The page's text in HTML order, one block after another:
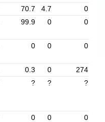
70.7 4.7
0
99.9 0 0
0 0 0
0.3 0
274
? ? ?
0 0 0